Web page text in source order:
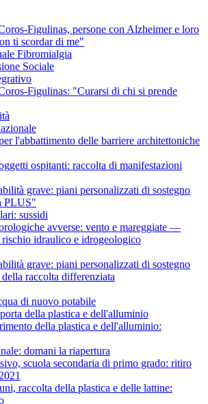
Figulinas, persone con Alzheimer e loro
ti scordar di me"
Fibromialgia
Sociale
Figulinas: "Curarsi di chi si prende
l'abbattimento delle barriere architettoniche
ospitanti: raccolta di manifestazioni
grave: piani personalizzati di sostegno
PLUS"
sussidi
avverse: vento e mareggiate —
idraulico e idrogeologico
grave: piani personalizzati di sostegno
raccolta differenziata
di nuovo potabile
della plastica e dell'alluminio
della plastica e dell'alluminio:
domani la riapertura
scuola secondaria di primo grado: ritiro
raccolta della plastica e delle lattine: